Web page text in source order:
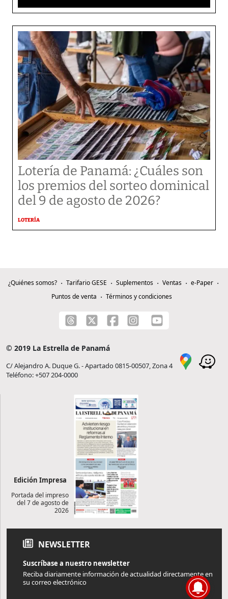
Lotería de Panamá: ¿Cuáles son
los premios del sorteo dominical
del 9 de agosto de 2026?
LOTERÍA
¿Quiénes somos? Tarifario GESE Suplementos Ventas
e-Paper
Puntos de venta
Términos y condiciones
© 2019 La Estrella de Panamá
C/ Alejandro A. Duque G. - Apartado 0815-00507, Zona 4
Teléfono: +507 204-0000
Edición Impresa
Portada del impreso
del 7 de agosto de
2026
NEWSLETTER
Suscríbase a nuestro newsletter
Reciba diariamente información de actualidad directamente en
su correo electrónico